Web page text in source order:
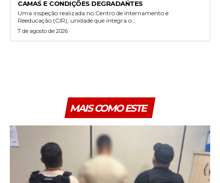
CAMAS E CONDIÇÕES DEGRADANTES
Uma inspeção realizada no Centro de Internamento e
Reeducação (CIR), unidade que integra o...
7 de agosto de 2026
MAIS COMO ESTE